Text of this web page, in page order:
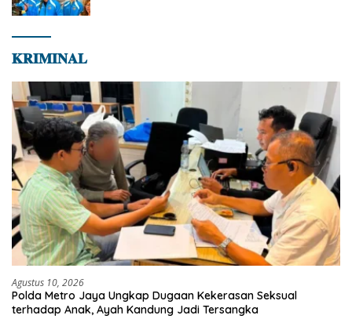
𝐊𝐑𝐈𝐌𝐈𝐍𝐀𝐋
Agustus 10, 2026
Polda Metro Jaya Ungkap Dugaan Kekerasan Seksual
terhadap Anak, Ayah Kandung Jadi Tersangka